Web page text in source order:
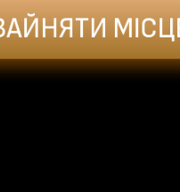
ЗАЙНЯТИ МІСЦЕ